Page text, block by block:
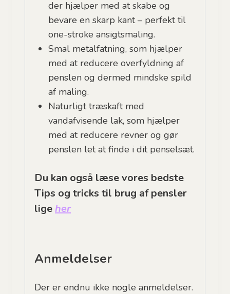
der hjælper med at skabe og
bevare en skarp kant – perfekt til
one-stroke ansigtsmaling.
Smal metalfatning, som hjælper
med at reducere overfyldning af
penslen og dermed mindske spild
af maling.
Naturligt træskaft med
vandafvisende lak, som hjælper
med at reducere revner og gør
penslen let at finde i dit penselsæt.
Du kan også læse vores bedste
Tips og tricks til brug af pensler
lige her
Anmeldelser
Der er endnu ikke nogle anmeldelser.